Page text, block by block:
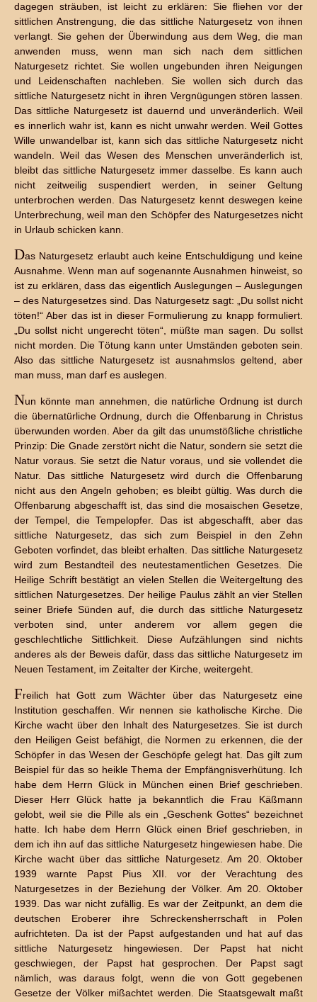
dagegen sträuben, ist leicht zu erklären: Sie fliehen vor der
sittlichen Anstrengung, die das sittliche Naturgesetz von ihnen
verlangt. Sie gehen der Überwindung aus dem Weg, die man
anwenden muss, wenn man sich nach dem sittlichen
Naturgesetz richtet. Sie wollen ungebunden ihren Neigungen
und Leidenschaften nachleben. Sie wollen sich durch das
sittliche Naturgesetz nicht in ihren Vergnügungen stören lassen.
Das sittliche Naturgesetz ist dauernd und unveränderlich. Weil
es innerlich wahr ist, kann es nicht unwahr werden. Weil Gottes
Wille unwandelbar ist, kann sich das sittliche Naturgesetz nicht
wandeln. Weil das Wesen des Menschen unveränderlich ist,
bleibt das sittliche Naturgesetz immer dasselbe. Es kann auch
nicht zeitweilig suspendiert werden, in seiner Geltung
unterbrochen werden. Das Naturgesetz kennt deswegen keine
Unterbrechung, weil man den Schöpfer des Naturgesetzes nicht
in Urlaub schicken kann.
Das Naturgesetz erlaubt auch keine Entschuldigung und keine
Ausnahme. Wenn man auf sogenannte Ausnahmen hinweist, so
ist zu erklären, dass das eigentlich Auslegungen – Auslegungen
– des Naturgesetzes sind. Das Naturgesetz sagt: „Du sollst nicht
töten!“ Aber das ist in dieser Formulierung zu knapp formuliert.
„Du sollst nicht ungerecht töten“, müßte man sagen. Du sollst
nicht morden. Die Tötung kann unter Umständen geboten sein.
Also das sittliche Naturgesetz ist ausnahmslos geltend, aber
man muss, man darf es auslegen.
Nun könnte man annehmen, die natürliche Ordnung ist durch
die übernatürliche Ordnung, durch die Offenbarung in Christus
überwunden worden. Aber da gilt das unumstößliche christliche
Prinzip: Die Gnade zerstört nicht die Natur, sondern sie setzt die
Natur voraus. Sie setzt die Natur voraus, und sie vollendet die
Natur. Das sittliche Naturgesetz wird durch die Offenbarung
nicht aus den Angeln gehoben; es bleibt gültig. Was durch die
Offenbarung abgeschafft ist, das sind die mosaischen Gesetze,
der Tempel, die Tempelopfer. Das ist abgeschafft, aber das
sittliche Naturgesetz, das sich zum Beispiel in den Zehn
Geboten vorfindet, das bleibt erhalten. Das sittliche Naturgesetz
wird zum Bestandteil des neutestamentlichen Gesetzes. Die
Heilige Schrift bestätigt an vielen Stellen die Weitergeltung des
sittlichen Naturgesetzes. Der heilige Paulus zählt an vier Stellen
seiner Briefe Sünden auf, die durch das sittliche Naturgesetz
verboten sind, unter anderem vor allem gegen die
geschlechtliche Sittlichkeit. Diese Aufzählungen sind nichts
anderes als der Beweis dafür, dass das sittliche Naturgesetz im
Neuen Testament, im Zeitalter der Kirche, weitergeht.
Freilich hat Gott zum Wächter über das Naturgesetz eine
Institution geschaffen. Wir nennen sie katholische Kirche. Die
Kirche wacht über den Inhalt des Naturgesetzes. Sie ist durch
den Heiligen Geist befähigt, die Normen zu erkennen, die der
Schöpfer in das Wesen der Geschöpfe gelegt hat. Das gilt zum
Beispiel für das so heikle Thema der Empfängnisverhütung. Ich
habe dem Herrn Glück in München einen Brief geschrieben.
Dieser Herr Glück hatte ja bekanntlich die Frau Käßmann
gelobt, weil sie die Pille als ein „Geschenk Gottes“ bezeichnet
hatte. Ich habe dem Herrn Glück einen Brief geschrieben, in
dem ich ihn auf das sittliche Naturgesetz hingewiesen habe. Die
Kirche wacht über das sittliche Naturgesetz. Am 20. Oktober
1939 warnte Papst Pius XII. vor der Verachtung des
Naturgesetzes in der Beziehung der Völker. Am 20. Oktober
1939. Das war nicht zufällig. Es war der Zeitpunkt, an dem die
deutschen Eroberer ihre Schreckensherrschaft in Polen
aufrichteten. Da ist der Papst aufgestanden und hat auf das
sittliche Naturgesetz hingewiesen. Der Papst hat nicht
geschwiegen, der Papst hat gesprochen. Der Papst sagt
nämlich, was daraus folgt, wenn die von Gott gegebenen
Gesetze der Völker mißachtet werden. Die Staatsgewalt maßt